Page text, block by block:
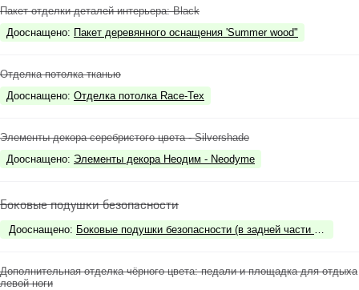
Пакет отделки деталей интерьера: Black
Дооснащено: Пакет деревянного оснащения 'Summer wood"
Отделка потолка тканью
Дооснащено: Отделка потолка Race-Tex
Элементы декора серебристого цвета - Silvershade
Дооснащено: Элементы декора Неодим - Neodyme
Боковые подушки безопасности
Дооснащено: Боковые подушки безопасности (в задней части салона)
Дополнительная отделка чёрного цвета: педали и площадка для отдыха
левой ноги